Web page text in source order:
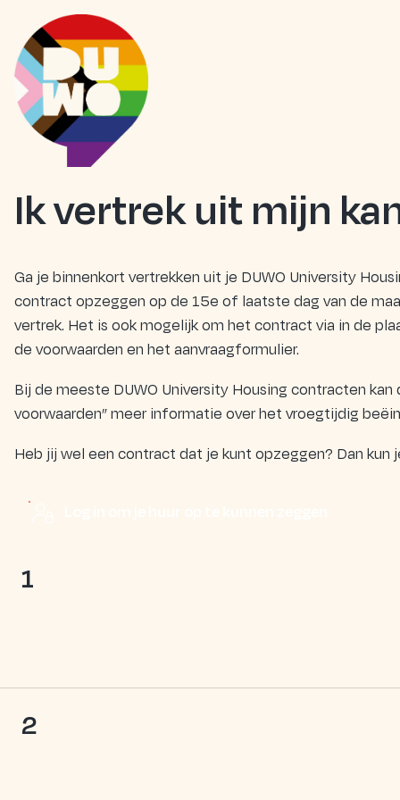
Ik vertrek uit mijn
Ga je binnenkort vertrekken uit je DUWO University
contract opzeggen op de 15e of laatste dag van de
vertrek. Het is ook mogelijk om het contract via in de
de voorwaarden en het aanvraagformulier.
Bij de meeste DUWO University Housing contracten
voorwaarden” meer informatie over het vroegtijdig
Heb jij wel een contract dat je kunt opzeggen? Dan
1
2